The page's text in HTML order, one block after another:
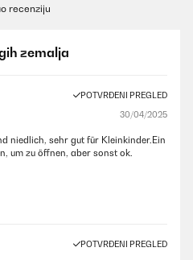
recenziju
zemalja
POTVRĐENI PREGLED
30/04/2025
niedlich, sehr gut für Kleinkinder.Ein
um zu öffnen, aber sonst ok.
POTVRĐENI PREGLED